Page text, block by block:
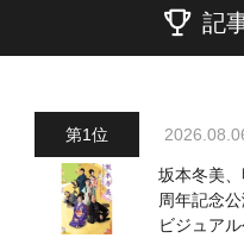
記
坂本冬美
周年記念
ビジュア